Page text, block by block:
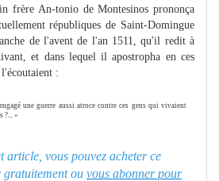
frère An-tonio de Montesinos prononça
républiques de Saint-Domingue
de l'avent de l'an 1511, qu'il redit à
et dans lequel il apostropha en ces
:
une guerre aussi atroce contre ces gens qui vivaient
?... »
article, vous pouvez acheter ce
gratuitement ou vous abonner pour